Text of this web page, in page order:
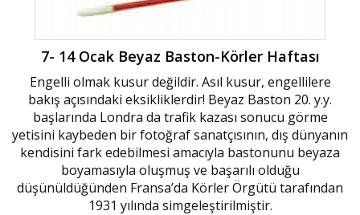
7- 14 Ocak Beyaz Baston-Körler Haftası
Engelli olmak kusur değildir. Asıl kusur, engellilere
bakış açısındaki eksikliklerdir! Beyaz Baston 20. y.y.
başlarında Londra da trafik kazası sonucu görme
yetisini kaybeden bir fotoğraf sanatçısının, dış dünyanın
kendisini fark edebilmesi amacıyla bastonunu beyaza
boyamasıyla oluşmuş ve başarılı olduğu
düşünüldüğünden Fransa’da Körler Örgütü tarafından
1931 yılında simgeleştirilmiştir.